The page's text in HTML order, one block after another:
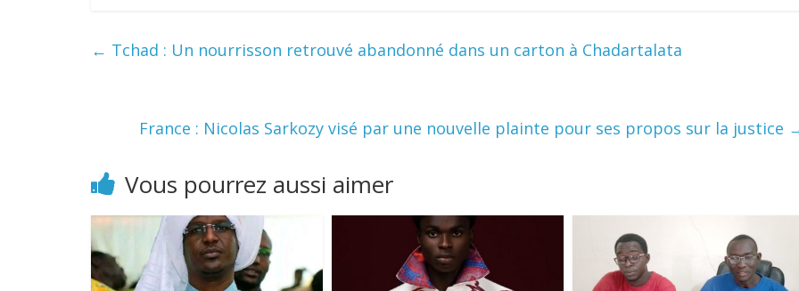
← Tchad : Un nourrisson retrouvé abandonné dans un carton à Chadartalata
France : Nicolas Sarkozy visé par une nouvelle plainte pour ses propos sur la justice
Vous pourrez aussi aimer